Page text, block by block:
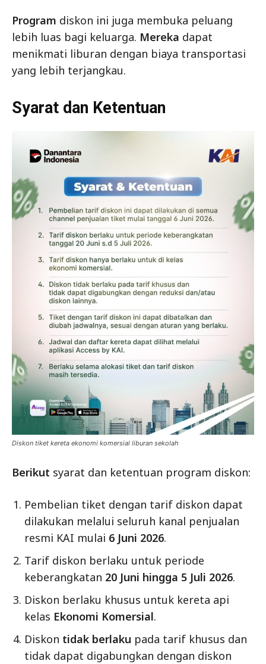
Program diskon ini juga membuka peluang
lebih luas bagi keluarga. Mereka dapat
menikmati liburan dengan biaya transportasi
yang lebih terjangkau.
Syarat dan Ketentuan
Diskon tiket kereta ekonomi komersial liburan sekolah
Berikut syarat dan ketentuan program diskon:
Pembelian tiket dengan tarif diskon dapat
dilakukan melalui seluruh kanal penjualan
resmi KAI mulai 6 Juni 2026.
Tarif diskon berlaku untuk periode
keberangkatan 20 Juni hingga 5 Juli 2026.
Diskon berlaku khusus untuk kereta api
kelas Ekonomi Komersial.
Diskon tidak berlaku pada tarif khusus dan
tidak dapat digabungkan dengan diskon